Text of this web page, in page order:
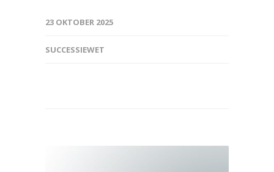
23 OKTOBER 2025
SUCCESSIEWET